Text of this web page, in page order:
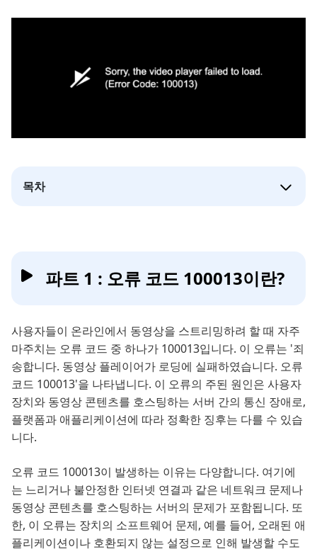
목차
파트 1 : 오류 코드 100013이란?
사용자들이 온라인에서 동영상을 스트리밍하려 할 때 자주
마주치는 오류 코드 중 하나가 100013입니다. 이 오류는 '죄
송합니다. 동영상 플레이어가 로딩에 실패하였습니다. 오류
코드 100013'을 나타냅니다. 이 오류의 주된 원인은 사용자
장치와 동영상 콘텐츠를 호스팅하는 서버 간의 통신 장애로,
플랫폼과 애플리케이션에 따라 정확한 징후는 다를 수 있습
니다.
오류 코드 100013이 발생하는 이유는 다양합니다. 여기에
는 느리거나 불안정한 인터넷 연결과 같은 네트워크 문제나
동영상 콘텐츠를 호스팅하는 서버의 문제가 포함됩니다. 또
한, 이 오류는 장치의 소프트웨어 문제, 예를 들어, 오래된 애
플리케이션이나 호환되지 않는 설정으로 인해 발생할 수도